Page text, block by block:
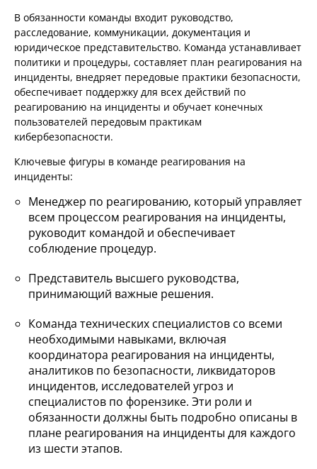
В обязанности команды входит руководство,
расследование, коммуникации, документация и
юридическое представительство. Команда устанавливает
политики и процедуры, составляет план реагирования на
инциденты, внедряет передовые практики безопасности,
обеспечивает поддержку для всех действий по
реагированию на инциденты и обучает конечных
пользователей передовым практикам
кибербезопасности.
Ключевые фигуры в команде реагирования на
инциденты:
Менеджер по реагированию, который управляет
всем процессом реагирования на инциденты,
руководит командой и обеспечивает
соблюдение процедур.
Представитель высшего руководства,
принимающий важные решения.
Команда технических специалистов со всеми
необходимыми навыками, включая
координатора реагирования на инциденты,
аналитиков по безопасности, ликвидаторов
инцидентов, исследователей угроз и
специалистов по форензике. Эти роли и
обязанности должны быть подробно описаны в
плане реагирования на инциденты для каждого
из шести этапов.